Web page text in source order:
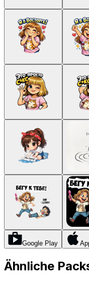
Google Play
Ähnliche